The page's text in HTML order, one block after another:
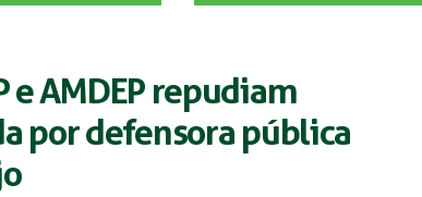
e AMDEP repudiam
por defensora pública